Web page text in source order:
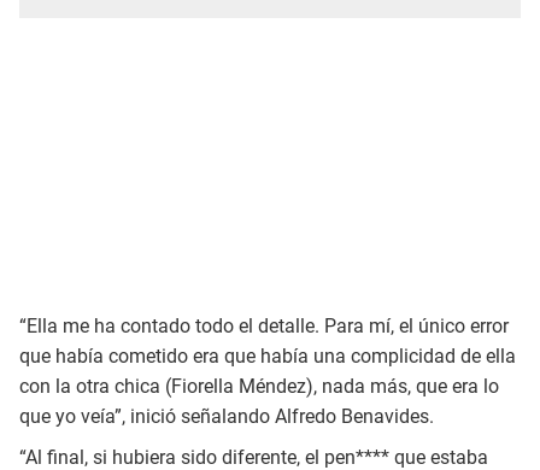
“Ella me ha contado todo el detalle. Para mí, el único error
que había cometido era que había una complicidad de ella
con la otra chica (Fiorella Méndez), nada más, que era lo
que yo veía”, inició señalando Alfredo Benavides.
“Al final, si hubiera sido diferente, el pen**** que estaba